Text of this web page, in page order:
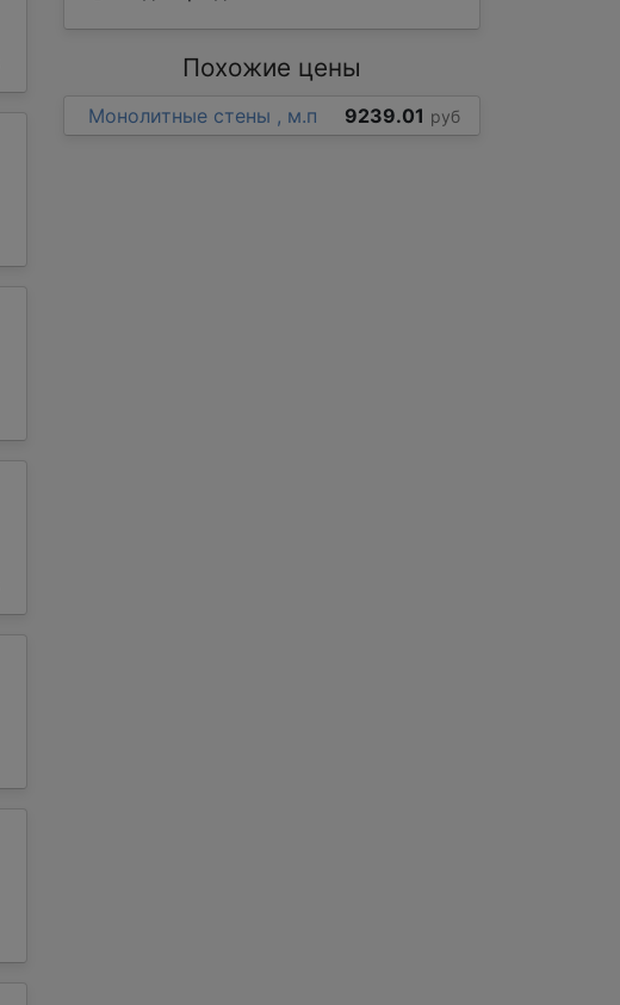
Похожие цены
Монолитные стены , м.п 9239.01 руб